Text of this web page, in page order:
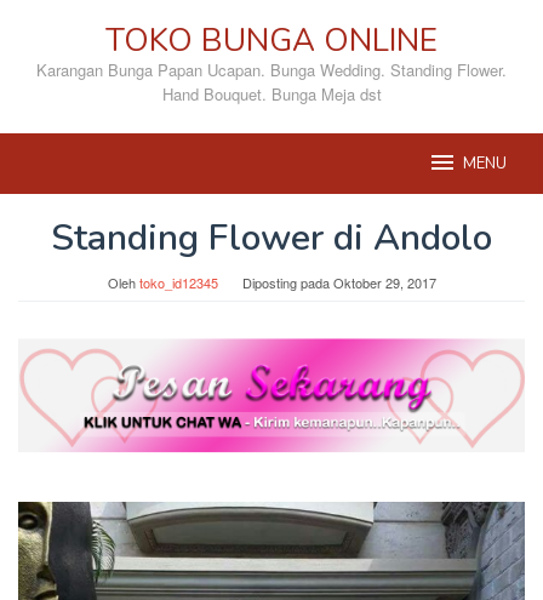
konten
TOKO BUNGA ONLINE
Karangan Bunga Papan Ucapan. Bunga Wedding. Standing Flower.
Hand Bouquet. Bunga Meja dst
MENU
Standing Flower di Andolo
Olehtoko_id12345 Diposting padaOktober 29, 2017